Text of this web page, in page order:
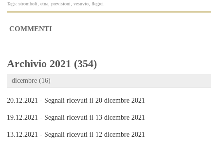
Tags: stromboli, etna, previsioni, vesuvio, flegrei
COMMENTI
Archivio 2021 (354)
dicembre (16)
20.12.2021 - Segnali ricevuti il 20 dicembre 2021
19.12.2021 - Segnali ricevuti il 13 dicembre 2021
13.12.2021 - Segnali ricevuti il 12 dicembre 2021